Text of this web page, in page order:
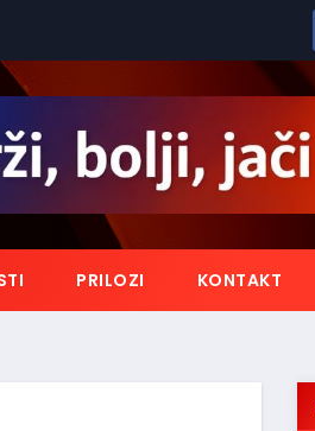
PRILOZI KONTAKT